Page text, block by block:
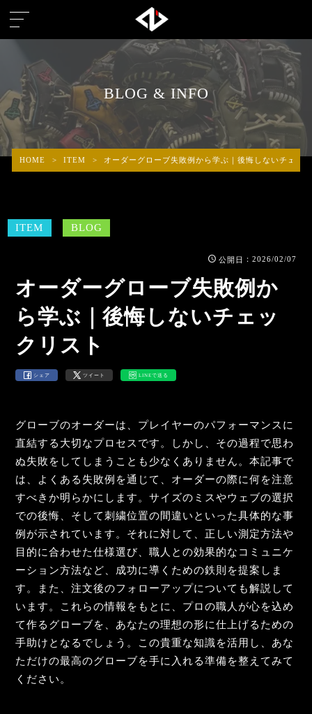
BLOG & INFO
HOME > ITEM > オーダーグローブ失敗例から学ぶ｜後悔しないチェッ
ITEM BLOG
公開日 ：2026/02/07
オーダーグローブ失敗例か
ら学ぶ｜後悔しないチェッ
クリスト
シェア ツイート LINEで送る
グローブのオーダーは、プレイヤーのパフォーマンスに
直結する大切なプロセスです。しかし、その過程で思わ
ぬ失敗をしてしまうことも少なくありません。本記事で
は、よくある失敗例を通じて、オーダーの際に何を注意
すべきか明らかにします。サイズのミスやウェブの選択
での後悔、そして刺繍位置の間違いといった具体的な事
例が示されています。それに対して、正しい測定方法や
目的に合わせた仕様選び、職人との効果的なコミュニケ
ーション方法など、成功に導くための鉄則を提案しま
す。また、注文後のフォローアップについても解説して
います。これらの情報をもとに、プロの職人が心を込め
て作るグローブを、あなたの理想の形に仕上げるための
手助けとなるでしょう。この貴重な知識を活用し、あな
ただけの最高のグローブを手に入れる準備を整えてみて
ください。